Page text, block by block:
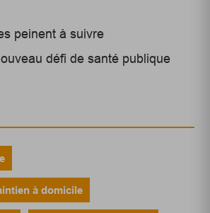
peinent à suivre
défi de santé publique
à domicile